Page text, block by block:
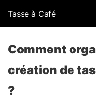
Tasse à Café
Comment
création de
?